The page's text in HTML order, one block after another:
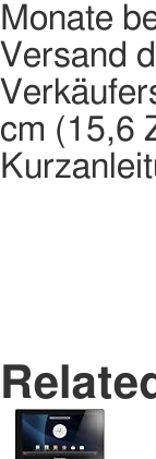
Monate
Versand
cm (15,6